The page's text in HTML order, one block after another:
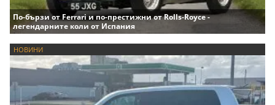
По-бързи от Ferrari и по-престижни от Rolls-Royce -
легендарните коли от Испания
НОВИНИ